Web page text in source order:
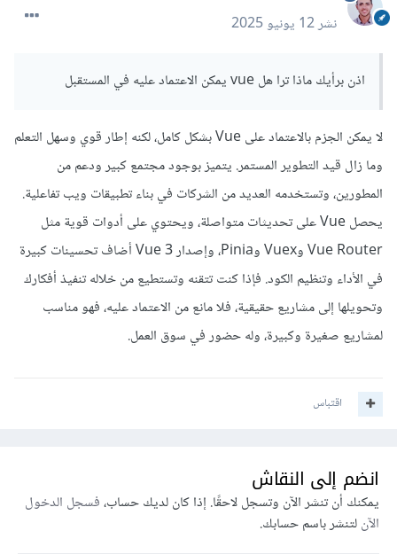
نشر12 يونيو 2025
اذن برأيك ماذا ترا هل vue يمكن الاعتماد عليه في المستقبل
لا يمكن الجزم بالاعتماد على Vue بشكل كامل، لكنه إطار قوي وسهل التعلم
وما زال قيد التطوير المستمر. يتميز بوجود مجتمع كبير ودعم من
المطورين، وتستخدمه العديد من الشركات في بناء تطبيقات ويب تفاعلية.
يحصل Vue على تحديثات متواصلة، ويحتوي على أدوات قوية مثل
Vue Router وVuex وPinia، وإصدار Vue 3 أضاف تحسينات كبيرة
في الأداء وتنظيم الكود. فإذا كنت تتقنه وتستطيع من خلاله تنفيذ أفكارك
وتحويلها إلى مشاريع حقيقية، فلا مانع من الاعتماد عليه، فهو مناسب
لمشاريع صغيرة وكبيرة، وله حضور في سوق العمل.
اقتباس
انضم إلى النقاش
يمكنك أن تنشر الآن وتسجل لاحقًا. إذا كان لديك حساب،فسجل الدخول
الآنلتنشر باسم حسابك.